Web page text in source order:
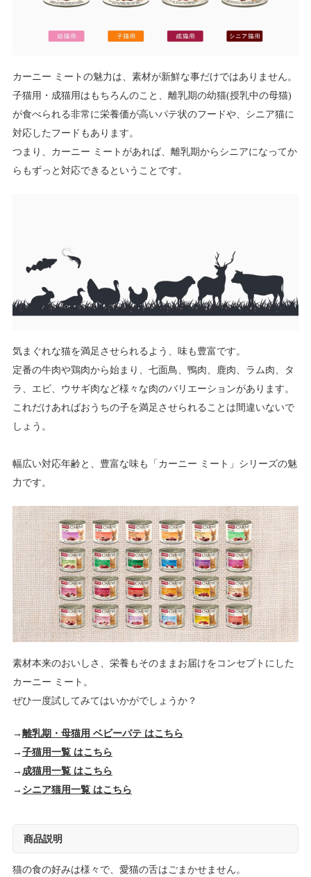
カーニー ミートの魅力は、素材が新鮮な事だけではありません。
子猫用・成猫用はもちろんのこと、離乳期の幼猫(授乳中の母猫)
が食べられる非常に栄養価が高いパテ状のフードや、シニア猫に
対応したフードもあります。
つまり、カーニー ミートがあれば、離乳期からシニアになってか
らもずっと対応できるということです。
気まぐれな猫を満足させられるよう、味も豊富です。
定番の牛肉や鶏肉から始まり、七面鳥、鴨肉、鹿肉、ラム肉、タ
ラ、エビ、ウサギ肉など様々な肉のバリエーションがあります。
これだけあればおうちの子を満足させられることは間違いないで
しょう。
幅広い対応年齢と、豊富な味も「カーニー ミート」シリーズの魅
力です。
素材本来のおいしさ、栄養もそのままお届けをコンセプトにした
カーニー ミート。
ぜひ一度試してみてはいかがでしょうか？
→ 離乳期・母猫用 ベビーパテ はこちら
→ 子猫用一覧 はこちら
→ 成猫用一覧 はこちら
→ シニア猫用一覧 はこちら
商品説明
猫の食の好みは様々で、愛猫の舌はごまかせません。